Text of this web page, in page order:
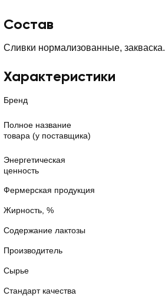
Состав
Сливки нормализованные, закваска.
Характеристики
Бренд
Полное название
товара (у поставщика)
Энергетическая
ценность
Фермерская продукция
Жирность, %
Содержание лактозы
Производитель
Сырье
Стандарт качества